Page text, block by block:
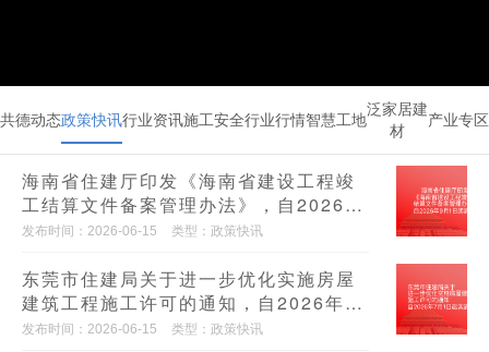
共德动态政策快讯行业资讯施工安全行业行情智慧工地
泛家居建
材
产业专区
海南省住建厅印发《海南省建设工程竣
工结算文件备案管理办法》，自2026年
9月1日起施行
发布时间：2026-06-15 类型：政策快讯
东莞市住建局关于进一步优化实施房屋
建筑工程施工许可的通知，自2026年7
月1日起实施
发布时间：2026-06-15 类型：政策快讯